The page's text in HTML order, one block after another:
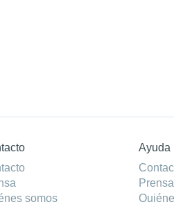
somos
Ayuda
Prensa